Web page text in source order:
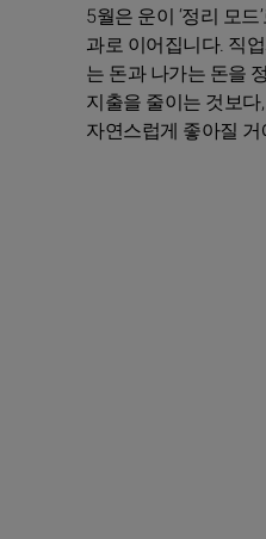
5월은 운이 ‘정리 모
과로 이어집니다. 직
는 돈과 나가는 돈을
지출을 줄이는 것보
자연스럽게 좋아질